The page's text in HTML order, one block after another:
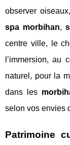
observer
spa morbihan,
centre ville, le
l’immersion, au
naturel, pour la
dans les
selon vos envies
Patrimoine